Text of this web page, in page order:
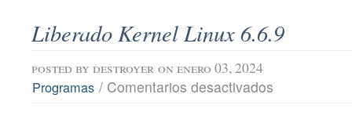
Liberado Kernel Linux 6.6.9
posted by destroyer on enero 03, 2024
Programas / Comentarios desactivados